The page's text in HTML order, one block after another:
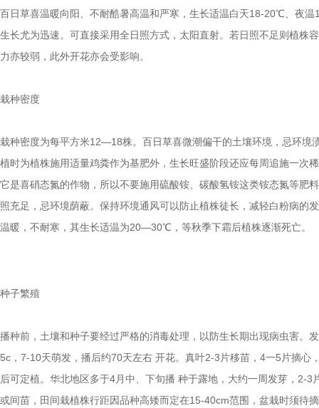
百日草喜温暖向阳、不耐酷暑高温和严寒，生长适温白天18-20℃、夜
生长尤为迅速。可直接采用全日照方式，太阳直射。若日照不足则植株
力亦较弱，此外开花亦会受影响。
栽种密度
栽种密度为每平方米12—18株。百日草喜微潮偏干的土壤环境，忌环境
植时为植株施用适量鸡粪作为基肥外，生长旺盛阶段还应每周追施一次
它是喜硝态氮的作物，所以不要施用硫酸铵、碳酸氢铵这类铵态氮等肥
照充足，忌环境荫蔽。保持环境通风可以防止植株徒长，减轻白粉病的
温暖，不耐寒，其生长适温为20—30℃，等秋季下霜后植株逐渐死亡。
种子繁殖
播种前，土壤和种子要经过严格的消毒处理，以防生长期出现病虫害。
5c，7-10天萌发，播后约70天左右 开花。真叶2-3片移苗，4一5片摘心
后可定植。华北地区多于4月中、下旬播 种于露地，大约一周发芽，2-3
或间苗，田间栽植株行距因品种高矮而定在15-40cm范围，盆栽时须待